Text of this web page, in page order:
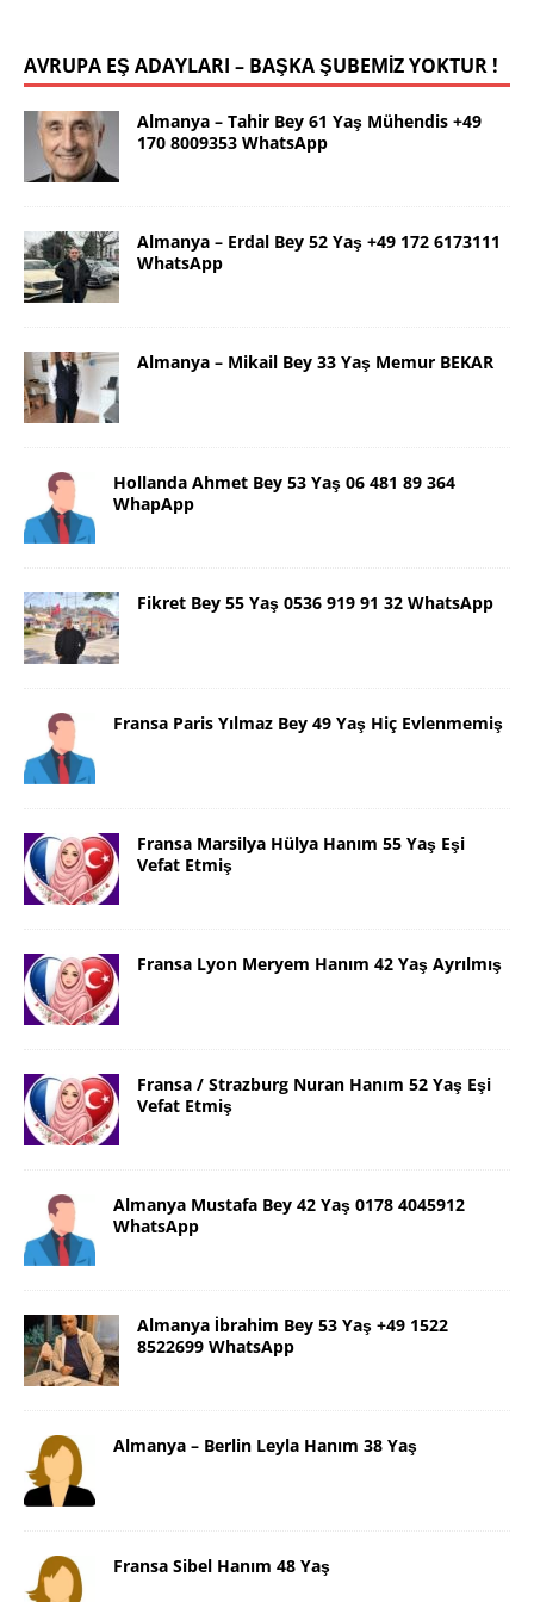
AVRUPA EŞ ADAYLARI – BAŞKA ŞUBEMİZ YOKTUR !
Almanya – Tahir Bey 61 Yaş Mühendis +49
170 8009353 WhatsApp
Almanya – Erdal Bey 52 Yaş +49 172 6173111
WhatsApp
Almanya – Mikail Bey 33 Yaş Memur BEKAR
Hollanda Ahmet Bey 53 Yaş 06 481 89 364
WhapApp
Fikret Bey 55 Yaş 0536 919 91 32 WhatsApp
Fransa Paris Yılmaz Bey 49 Yaş Hiç Evlenmemiş
Fransa Marsilya Hülya Hanım 55 Yaş Eşi
Vefat Etmiş
Fransa Lyon Meryem Hanım 42 Yaş Ayrılmış
Fransa / Strazburg Nuran Hanım 52 Yaş Eşi
Vefat Etmiş
Almanya Mustafa Bey 42 Yaş 0178 4045912
WhatsApp
Almanya İbrahim Bey 53 Yaş +49 1522
8522699 WhatsApp
Almanya – Berlin Leyla Hanım 38 Yaş
Fransa Sibel Hanım 48 Yaş